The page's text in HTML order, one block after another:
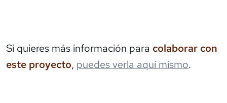
Si quieres más información para colaborar con
este proyecto, puedes verla aquí mismo.